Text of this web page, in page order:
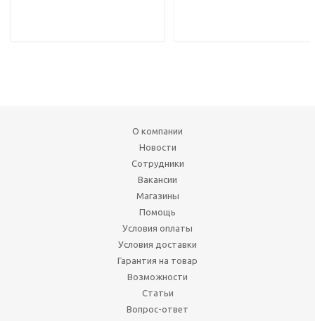
О компании
Новости
Сотрудники
Вакансии
Магазины
Помощь
Условия оплаты
Условия доставки
Гарантия на товар
Возможности
Статьи
Вопрос-ответ